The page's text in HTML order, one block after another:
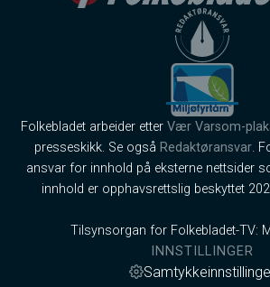
Folkebladet arbeider etter Vær Varsom-
presseskikk. Se også Redaktøransvar.
ansvar for innhold på eksterne nettsider
innhold er opphavsrettslig beskyttet
Tilsynsorgan for Folkebladet-TV:
INNSTILLINGER